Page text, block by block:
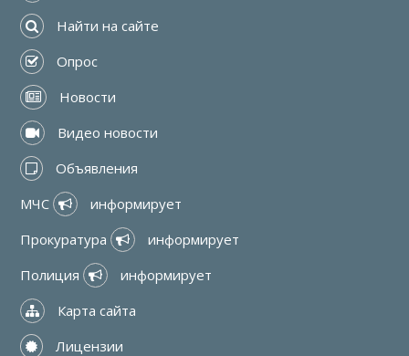
Найти на сайте
Опрос
Новости
Видео новости
Объявления
МЧС
информирует
Прокуратура
информирует
Полиция
информирует
Карта сайта
Лицензии